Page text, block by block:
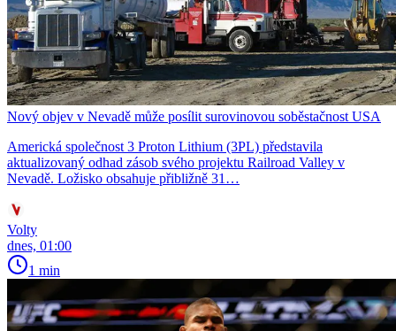
Nový objev v Nevadě může posílit surovinovou soběstačnost USA
Americká společnost 3 Proton Lithium (3PL) představila
aktualizovaný odhad zásob svého projektu Railroad Valley v
Nevadě. Ložisko obsahuje přibližně 31…
Volty
dnes, 01:00
1 min